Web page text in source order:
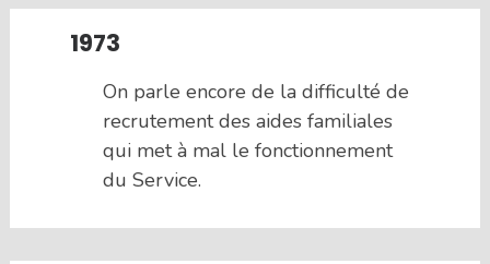
1973
On parle encore de la difficulté de
recrutement des aides familiales
qui met à mal le fonctionnement
du Service.